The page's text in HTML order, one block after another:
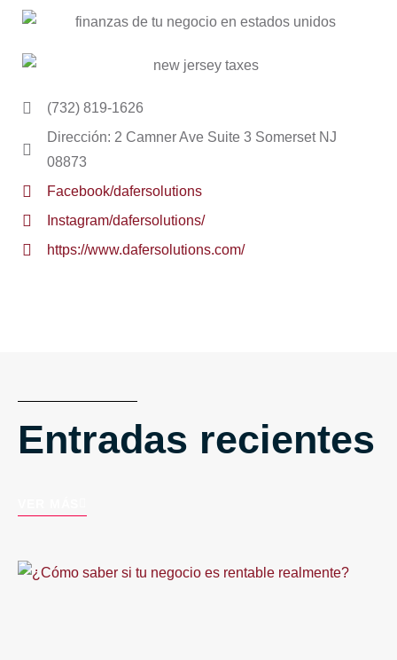
(732) 819-1626
Dirección: 2 Camner Ave Suite 3 Somerset NJ
08873
Facebook/dafersolutions
Instagram/dafersolutions/
https://www.dafersolutions.com/
Entradas recientes